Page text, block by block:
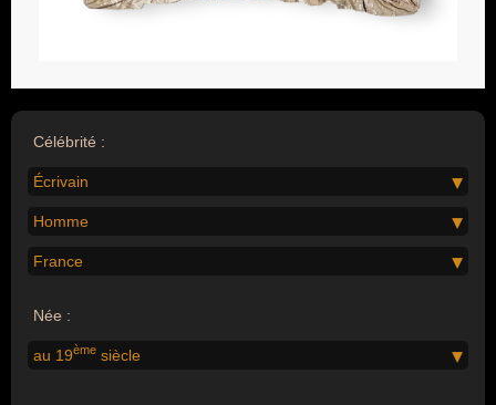
Célébrité :
Écrivain
Homme
France
Née :
au 19ème siècle